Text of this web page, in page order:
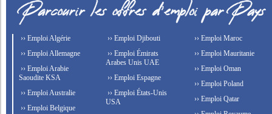
›› Emploi Algérie
›› Emploi Allemagne
›› Emploi Arabie
Saoudite KSA
›› Emploi Australie
›› Emploi Belgique
›› Emploi Djibouti
›› Emploi Émirats
Arabes Unis UAE
›› Emploi Espagne
›› Emploi États-Unis
USA
›› Emploi Maroc
›› Emploi Mauritanie
›› Emploi Oman
›› Emploi Poland
›› Emploi Qatar